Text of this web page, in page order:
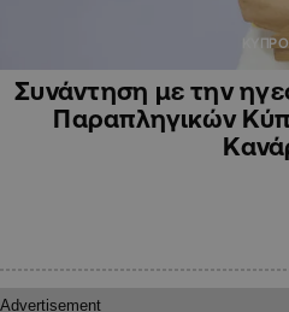
Συνάντηση με την
Παραπληγικών